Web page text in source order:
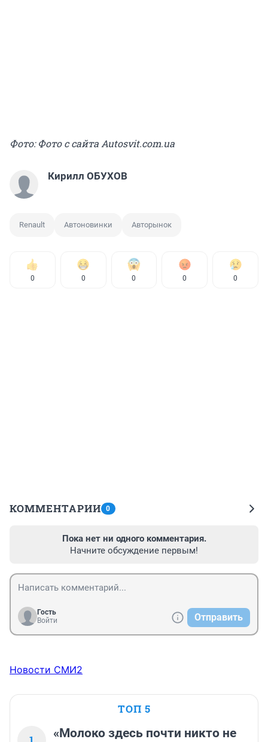
Фото: Фото с сайта Autosvit.com.ua
Кирилл ОБУХОВ
Renault Автоновинки Авторынок
0 0 0 0 0
КОММЕНТАРИИ 0
Пока нет ни одного комментария.
Начните обсуждение первым!
Гость
Войти
Отправить
Новости СМИ2
ТОП 5
«Молоко здесь почти никто не